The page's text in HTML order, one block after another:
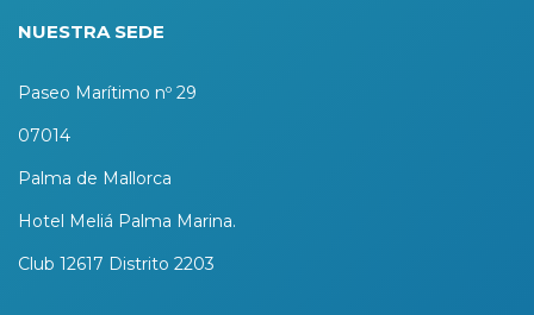
NUESTRA SEDE
Paseo Marítimo nº 29
07014
Palma de Mallorca
Hotel Meliá Palma Marina.
Club 12617 Distrito 2203